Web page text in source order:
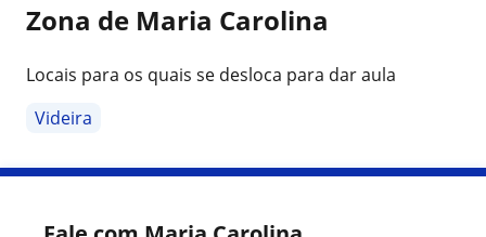
Zona de Maria Carolina
Locais para os quais se desloca para dar aula
Videira